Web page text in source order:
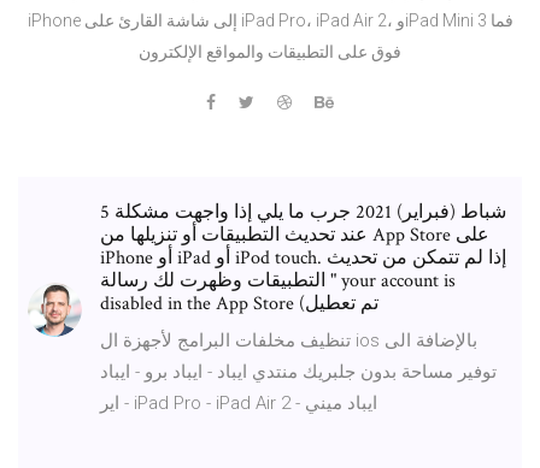
iPhone إلى شاشة القارئ على iPad Pro، iPad Air 2، وiPad Mini 3 فما
فوق على التطبيقات والمواقع الإلكترون
5 شباط (فبراير) 2021 جرب ما يلي إذا واجهت مشكلة
عند تحديث التطبيقات أو تنزيلها من App Store على
iPhone أو iPad أو iPod touch. إذا لم تتمكن من تحديث
التطبيقات وظهرت لك رسالة " your account is
disabled in the App Store (تم تعطيل
تنظيف مخلفات البرامج لأجهزة ال ios بالإضافة الى
توفير مساحة بدون جلبريك منتدي ايباد - ايباد برو - ايباد
اير - iPad Pro - iPad Air 2 - ايباد ميني